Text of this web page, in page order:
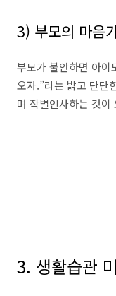
3) 부모의 마음
부모가 불안하면 아이
오자.”라는 밝고 단단
며 작별인사하는 것이
3. 생활습관